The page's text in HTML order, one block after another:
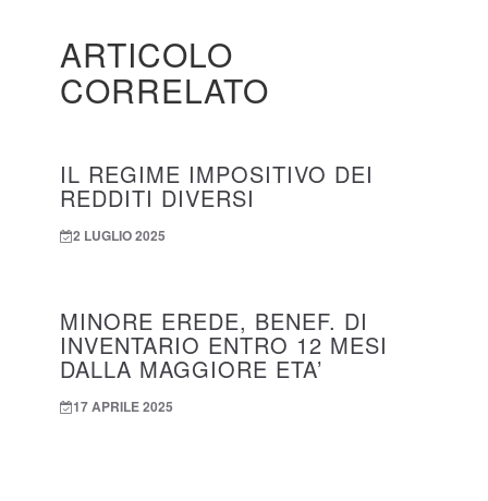
ARTICOLO
CORRELATO
IL REGIME IMPOSITIVO DEI
REDDITI DIVERSI
2 LUGLIO 2025
MINORE EREDE, BENEF. DI
INVENTARIO ENTRO 12 MESI
DALLA MAGGIORE ETA’
17 APRILE 2025